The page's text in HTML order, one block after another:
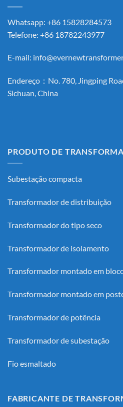
Whatsapp: +86 15828284573
Telefone: +86 18782243977
E-mail:
Endereço：No. 780, Jingping
Sichuan, China
PRODUTO DE
Subestação compacta
Transformador de distribuição
Transformador do tipo seco
Transformador de isolamento
Transformador montado em
Transformador montado em
Transformador de potência
Transformador de subestação
Fio esmaltado
FABRICANTE DE